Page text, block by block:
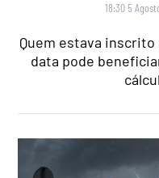
18:30 5
Quem estava
data pode